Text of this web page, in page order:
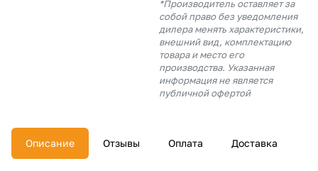
*Производитель оставляет за
собой право без уведомления
дилера менять характеристики,
внешний вид, комплектацию
товара и место его
производства. Указанная
информация не является
публичной офертой
Описание Отзывы Оплата Доставка